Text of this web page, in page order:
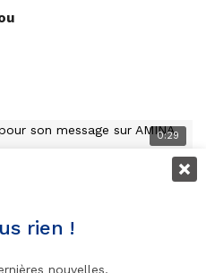
0:29
rien !
nouvelles,